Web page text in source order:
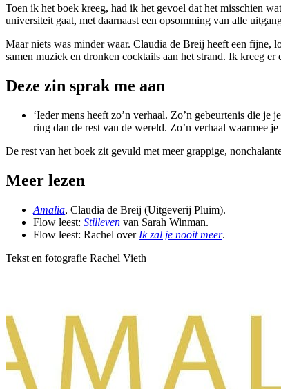
Toen ik het boek kreeg, had ik het gevoel dat het misschien
universiteit gaat, met daarnaast een opsomming van alle
Maar niets was minder waar. Claudia de Breij heeft een fijne,
samen muziek en dronken cocktails aan het strand. Ik kreeg
Deze zin sprak me aan
‘Ieder mens heeft zo’n verhaal. Zo’n gebeurtenis die
ring dan de rest van de wereld. Zo’n verhaal waarmee
De rest van het boek zit gevuld met meer grappige,
Meer lezen
Amalia, Claudia de Breij (Uitgeverij Pluim).
Flow leest: Stilleven van Sarah Winman.
Flow leest: Rachel over Ik zal je nooit meer.
Tekst en fotografie Rachel Vieth